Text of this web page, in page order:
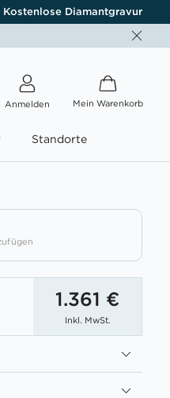
Kostenlose Diamantgravur
Anmelden Mein Warenkorb
Standorte
1.361 €
Inkl. MwSt.